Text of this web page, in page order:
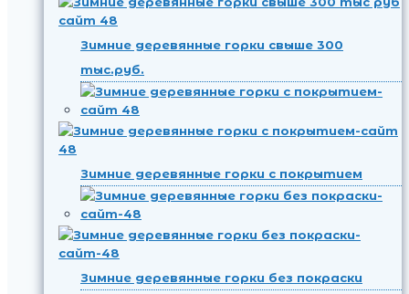
Зимние деревянные горки свыше 300
тыс.руб.
Зимние деревянные горки с покрытием
Зимние деревянные горки без покраски